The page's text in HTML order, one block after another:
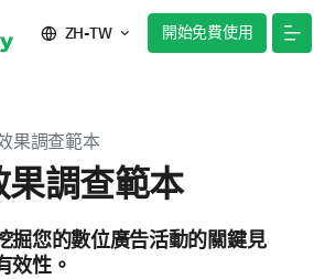
ZH-TW 開始免費使用
果調查範本
調查範本
掘您的數位廣告活動的關鍵見
效性。